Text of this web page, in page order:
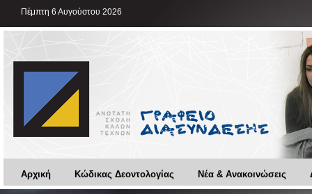
Πέμπτη 6 Αυγούστου 2026
Αρχική Κώδικας Δεοντολογίας Νέα & Ανακοινώσεις